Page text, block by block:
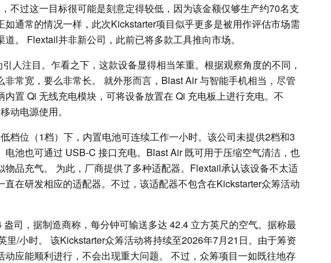
不过这一目标很可能是刻意定得较低，因为该金额仅够生产约70名支
如通常的情况一样，此次Kickstarter项目似乎更多是被用作评估市场需
。 Flextail并非新公司，此前已将多款工具推向市场。
人注目。乍看之下，这款设备显得相当笨重。根据观察角度的不同，
非常宽，要么非常长。 就外形而言，Blast Air 与智能手机相当，尽管
内置 Qi 无线充电模块，可将设备放置在 Qi 充电板上进行充电。不
动电源使用。
档位（1档）下，内置电池可连续工作一小时。该公司未提供2档和3
电池也可通过 USB-C 接口充电。Blast Air 既可用于压缩空气清洁，也
物品充气。 为此，厂商提供了多种适配器。Flextail承认该设备不太适
直在研发相应的适配器。不过，该适配器不包含在Kickstarter众筹活动
盎司，据制造商称，每分钟可输送多达 42.4 立方英尺的空气。据称最
里/小时。 该Kickstarter众筹活动将持续至2026年7月21日。由于筹资
动应能顺利进行，不会出现重大问题。 不过，众筹项目一如既往地存